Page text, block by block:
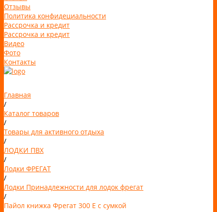
Отзывы
Политика конфидециальности
Рассрочка и кредит
Рассрочка и кредит
Видео
Фото
Контакты
Главная
/
Каталог товаров
/
Товары для активного отдыха
/
ЛОДКИ ПВХ
/
Лодки ФРЕГАТ
/
Лодки Принадлежности для лодок фрегат
/
Пайол книжка Фрегат 300 Е с сумкой